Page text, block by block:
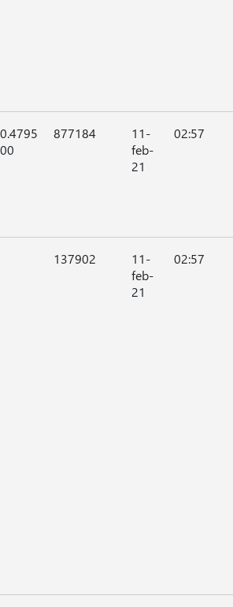
877184
11-
feb-
21
02:57
137902
11-
feb-
21
02:57